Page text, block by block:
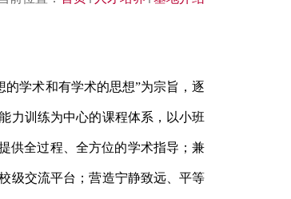
的学术和有学术的思想”为宗旨，逐
力训练为中心的课程体系，以小班
供全过程、全方位的学术指导；兼
级交流平台；营造宁静致远、平等